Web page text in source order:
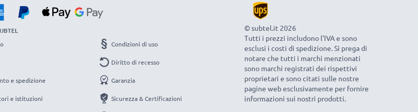
e spedizione
e istituzioni
Condizioni di uso
Diritto di recesso
Garanzia
Sicurezza & Certificazioni
© subtel.it 2026
Tutti i prezzi includono l'IVA e sono
esclusi i costi di spedizione. Si prega di
notare che tutti i marchi menzionati
sono marchi registrati dei rispettivi
proprietari e sono citati sulle nostre
pagine web esclusivamente per fornire
informazioni sui nostri prodotti.